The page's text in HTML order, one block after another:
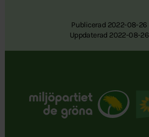
Publicerad 2022-08-26
Uppdaterad 2022-08-26